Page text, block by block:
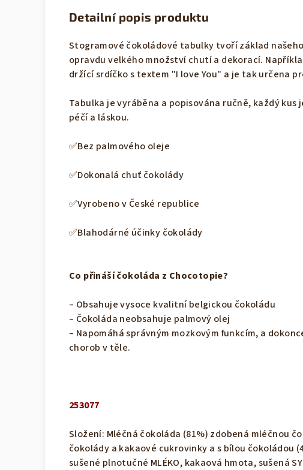
Detailní popis produktu
Stogramové čokoládové tabulky tvoří základ
opravdu velkého množství chutí a dekorací.
držící srdíčko s textem "I love You" a je tak určena
Tabulka je vyráběna a popisována ručně, každý
péčí a láskou.
✅Bez palmového oleje
✅Dokonalá chuť čokolády
✅Vyrobeno v České republice
✅Blahodárné účinky čokolády
Co přináší čokoláda z Chocotopie?
– Obsahuje vysoce kvalitní belgickou čokoládu
– Čokoláda neobsahuje palmový olej
– Napomáhá správným mozkovým funkcím, a
chorob v těle.
253077
Složení: Mléčná čokoláda (81%) zdobená mléčnou
čokolády a kakaové cukrovinky a s bílou čokoládou
sušené plnotučné MLÉKO, kakaová hmota, sušená